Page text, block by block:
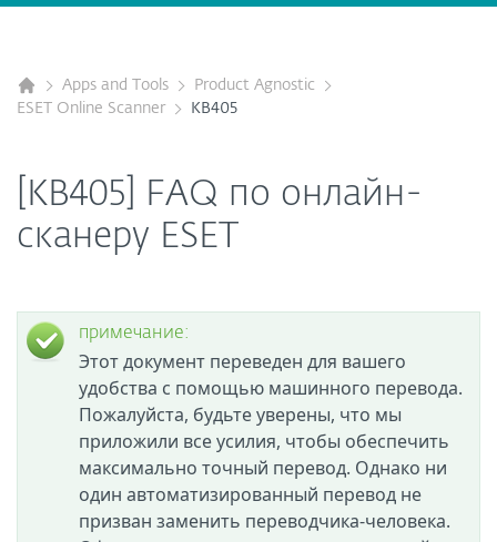
Apps and Tools
Product Agnostic
ESET Online Scanner
KB405
[KB405] FAQ по онлайн-
сканеру ESET
примечание:
Этот документ переведен для вашего
удобства с помощью машинного перевода.
Пожалуйста, будьте уверены, что мы
приложили все усилия, чтобы обеспечить
максимально точный перевод. Однако ни
один автоматизированный перевод не
призван заменить переводчика-человека.